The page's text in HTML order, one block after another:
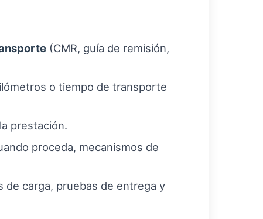
(CMR, guía de remisión,
o tiempo de transporte
prestación.
proceda, mecanismos de
carga, pruebas de entrega y